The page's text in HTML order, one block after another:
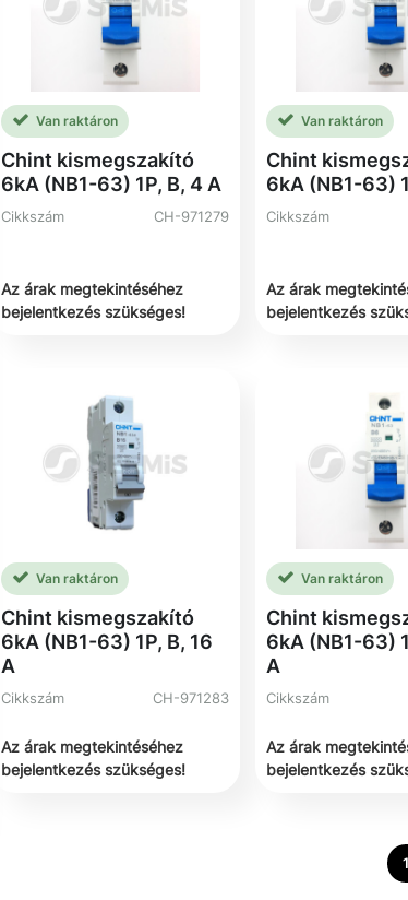
Van raktáron
Chint kismegszakító
6kA (NB1-63) 1P, B, 4 A
Cikkszám CH-971279
Az árak megtekintéséhez
bejelentkezés szükséges!
Van raktáron
Chint
6kA (NB1-63)
Cikkszám
Az árak
bejelentkezés
Van raktáron
Chint kismegszakító
6kA (NB1-63) 1P, B, 16
A
Cikkszám CH-971283
Az árak megtekintéséhez
bejelentkezés szükséges!
Van raktáron
Chint
6kA (NB1-63)
A
Cikkszám
Az árak
bejelentkezés
1